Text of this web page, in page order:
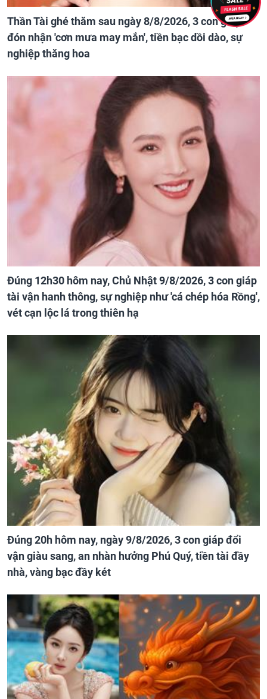
Thần Tài ghé thăm sau ngày 8/8/2026, 3 con giáp
đón nhận 'cơn mưa may mắn', tiền bạc dồi dào, sự
nghiệp thăng hoa
Đúng 12h30 hôm nay, Chủ Nhật 9/8/2026, 3 con giáp
tài vận hanh thông, sự nghiệp như 'cá chép hóa Rồng',
vét cạn lộc lá trong thiên hạ
Đúng 20h hôm nay, ngày 9/8/2026, 3 con giáp đổi
vận giàu sang, an nhàn hưởng Phú Quý, tiền tài đầy
nhà, vàng bạc đầy két